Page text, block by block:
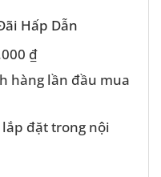
Hấp Dẫn
₫
hàng lần đầu mua
đặt trong nội